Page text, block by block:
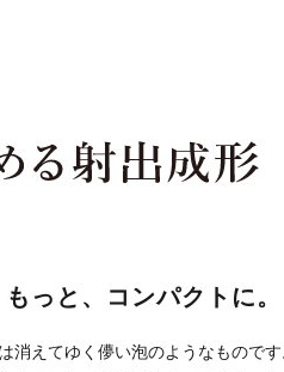
っと、コンパクトに。
消えてゆく儚い泡のようなもので